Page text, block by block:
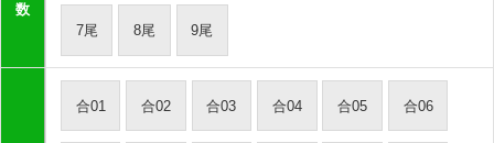
数
7尾 8尾 9尾
合01 合02 合03 合04 合05 合06